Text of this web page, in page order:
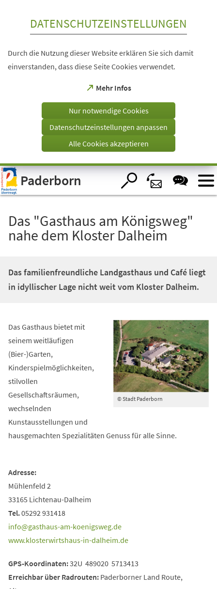
Visuelle
Assistenzsoftware
öffnen.
DATENSCHUTZEINSTELLUNGEN
Durch die Nutzung dieser Website erklären Sie sich damit
einverstanden, dass diese Seite Cookies verwendet.
Mehr Infos
(Öffnet
einem
Tab)
Nur notwendige Cookies
Datenschutzeinstellungen anpassen
Alle Cookies akzeptieren
Paderborn
Das "Gasthaus am Königsweg"
nahe dem Kloster Dalheim
Das familienfreundliche Landgasthaus und Café liegt
in idyllischer Lage nicht weit vom Kloster Dalheim.
© Stadt Paderborn
Das Gasthaus bietet mit
seinem weitläufigen
(Bier-)Garten,
Kinderspielmöglichkeiten,
stilvollen
Gesellschaftsräumen,
wechselnden
Kunstausstellungen und
hausgemachten Spezialitäten Genuss für alle Sinne.
Adresse:
Mühlenfeld 2
33165 Lichtenau-Dalheim
Tel.05292 931418
info
gasthaus-am-koenigsweg de
www.klosterwirtshaus-in-dalheim.de
(Öffnet
einem
neuen
GPS-Koordinaten:32U 489020 5713413
Erreichbar über Radrouten:Paderborner Land Route,